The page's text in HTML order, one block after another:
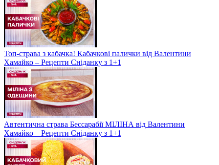
Топ-страва з кабачка! Кабачкові палички від Валентини
Хамайко – Рецепти Сніданку з 1+1
Автентична страва Бессарабії МІЛІНА від Валентини
Хамайко – Рецепти Сніданку з 1+1